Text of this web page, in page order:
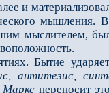
и
мыслителем,
Бытие
антитезис,
Маркспереносит